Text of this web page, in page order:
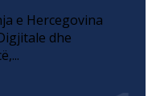
e Hercegovina
dhe